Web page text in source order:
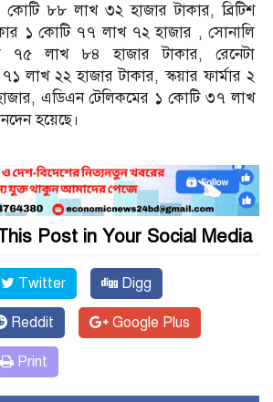
৮৮ লাখ ৩২ হাজার টাকার, ব্রিটিশ
১ কোটি ৭৭ লাখ ৭২ হাজার , সোনালি
৭৫ লাখ ৮৪ হাজার টাকার, রেনেটা
লাখ ২২ হাজার টাকার, স্কয়ার ফার্মার ২
এডিএন টেলিকমের ১ কোটি ৩৭ লাখ
হয়েছে।
Post in Your Social Media
Twitter Digg
Reddit Google Plus
Print